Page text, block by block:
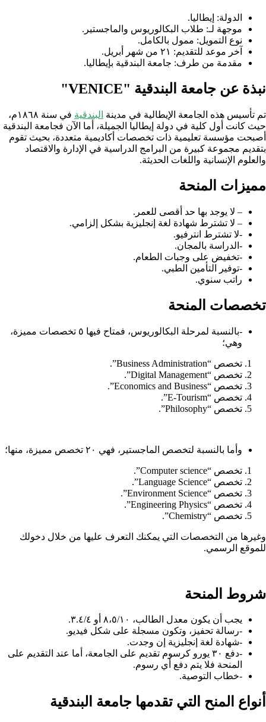
الدولة: إيطاليا.
موجهة لـ: طلاب البكالوريوس والماجستير.
نوع التمويل: ممول بالكامل.
آخر موعد للتقديم: ٢١ من شهر أبريل.
مقدمة من طرف: جامعة البندقية بإيطاليا.
نبذة عن جامعة البندقية "VENICE"
تم تأسيس هذه الجامعة الإيطالية في مدينة البندقية
في سنة ١٨٦٨م،
حيث كانت أول كلية في دولة إيطاليا الجميلة، أما الآن فجامعة البندقية
أصبحت مؤسسة تعليمية ذات تخصصات أكاديمية متعددة، بحيث تقوم
بتقديم مجموعة كبيرة من البرامج الدراسية في الإدارة والاقتصاد
والعلوم الإنسانية واللغات الحديثة.
مميزات المنحة
– لا يوجد بها حد أقصى للعمر.
– لا تشترط شهادة لغة إنجليزية بشكل إلزامي.
-لا تشترط انترفيو.
-الدراسة بالمجان.
-تخفيض على وجبات الطعام.
-توفير التأمين الطبي.
راتب سنوي.
تخصصات المنحة
-بالنسبة لمرحلة البكالوريوس، فمتاح فيها ٥ تخصصات مميزة،
وهي؛
تخصص “Business Administration”.
تخصص “Digital Management”.
تخصص “Economics and Business”.
تخصص “E-Tourism”.
تخصص “Philosophy”.
وأما بالنسبة لتخصص الماجستير، فهي ٢٠ تخصص مميزة، منها؛
تخصص “Computer science”.
تخصص “Language Science”.
تخصص “Environment Science”.
تخصص “Engineering Physics”.
تخصص “Chemistry”.
وغيرها من التخصصات التي يمكنك التعرف عليها من خلال دخولك
للموقع الرسمي.
شروط المنحة
يجب أن يكون معدل الطالب، ٨،٥/١٠ أو ٣.٤/٤.
-رسالة تحفيز، وتكون مسجلة على شكل فيديو.
-شهادة لغة إنجليزية إن وجدت.
-دفع ٣٠ يورو كرسوم تقديم على الجامعة، أما عند التقديم على
المنحة فلا يتم دفع أي رسوم.
-خطاب التوصية.
أنواع المنح التي تقدمها جامعة البندقية